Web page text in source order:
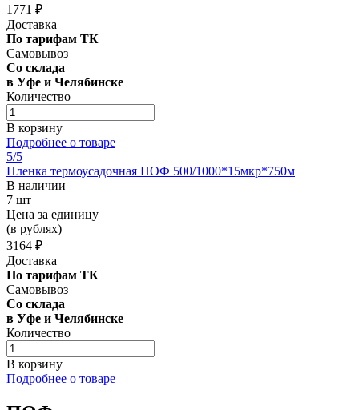
1771 ₽
Доставка
По тарифам ТК
Самовывоз
Со склада
в Уфе и Челябинске
Количество
В корзину
Подробнее о товаре
5/5
Пленка термоусадочная ПОФ 500/1000*15мкр*750м
В наличии
7 шт
Цена за единицу
(в рублях)
3164 ₽
Доставка
По тарифам ТК
Самовывоз
Со склада
в Уфе и Челябинске
Количество
В корзину
Подробнее о товаре